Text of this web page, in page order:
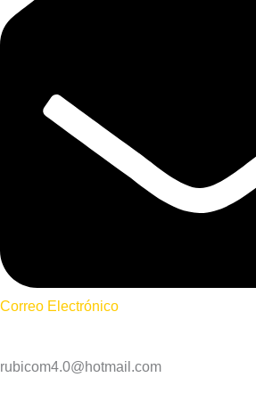
Correo Electrónico
rubicom4.0@hotmail.com